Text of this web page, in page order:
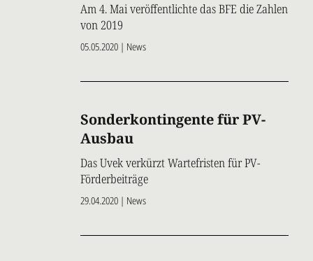
Am 4. Mai veröffentlichte das BFE die Zahlen
von 2019
05.05.2020 | News
Sonderkontingente für PV-
Ausbau
Das Uvek verkürzt Wartefristen für PV-
Förderbeiträge
29.04.2020 | News